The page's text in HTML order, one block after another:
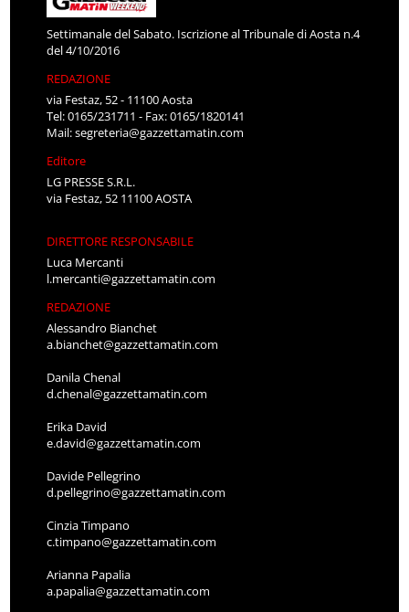
Settimanale del Sabato. Iscrizione al Tribunale di Aosta n.4
del 4/10/2016
REDAZIONE
via Festaz, 52 - 11100 Aosta
Tel: 0165/231711 - Fax: 0165/1820141
Mail:segreteria@gazzettamatin.com
Editore
LG PRESSE S.R.L.
via Festaz, 52 11100 AOSTA
DIRETTORE RESPONSABILE
Luca Mercanti
l.mercanti@gazzettamatin.com
REDAZIONE
Alessandro Bianchet
a.bianchet@gazzettamatin.com
Danila Chenal
d.chenal@gazzettamatin.com
Erika David
e.david@gazzettamatin.com
Davide Pellegrino
d.pellegrino@gazzettamatin.com
Cinzia Timpano
c.timpano@gazzettamatin.com
Arianna Papalia
a.papalia@gazzettamatin.com